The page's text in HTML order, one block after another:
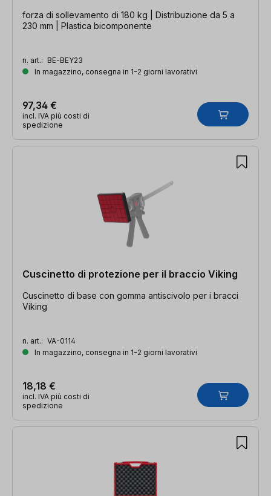
forza di sollevamento di 180 kg | Distribuzione da 5 a
230 mm | Plastica bicomponente
n. art.: BE-BEY23
In magazzino, consegna in 1-2 giorni lavorativi
97,34 €
incl. IVA più costi di
spedizione
Cuscinetto di protezione per il braccio Viking
Cuscinetto di base con gomma antiscivolo per i bracci
Viking
n. art.: VA-0114
In magazzino, consegna in 1-2 giorni lavorativi
18,18 €
incl. IVA più costi di
spedizione